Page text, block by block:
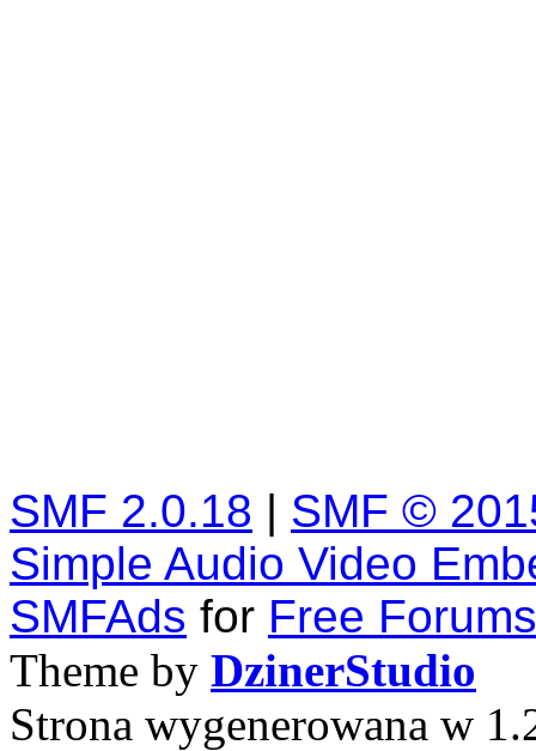
SMF 2.0.18 | SMF ©
Simple Audio Video
SMFAds for Free Forums
Theme by DzinerStudio
Strona wygenerowana w